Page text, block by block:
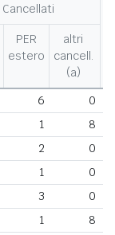
Cancellati
PER
estero
altri
cancell.
(a)
6
0
1
8
2
0
1
0
3
0
1
8